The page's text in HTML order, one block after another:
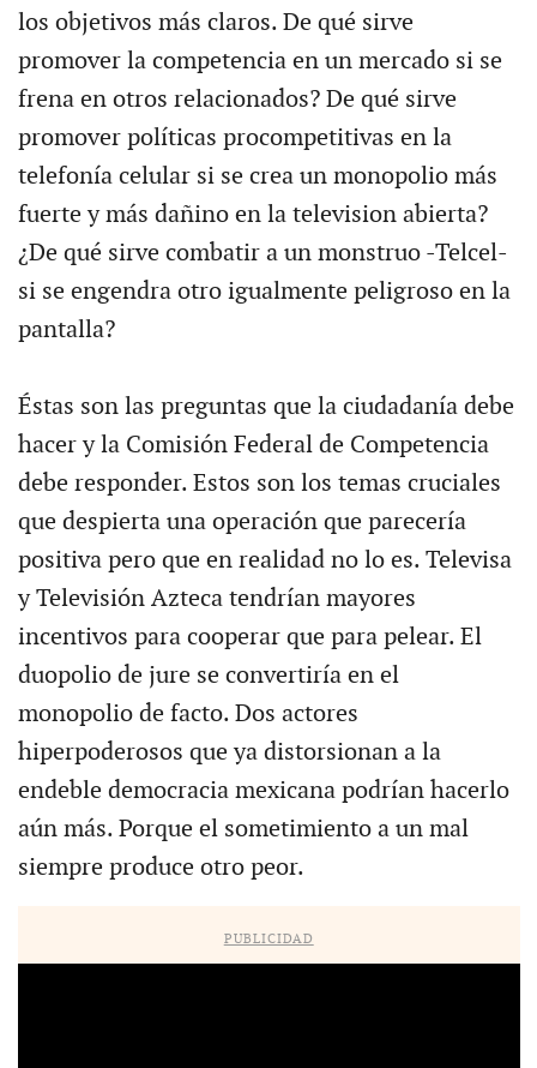
los objetivos más claros. De qué sirve
promover la competencia en un mercado si se
frena en otros relacionados? De qué sirve
promover políticas procompetitivas en la
telefonía celular si se crea un monopolio más
fuerte y más dañino en la television abierta?
¿De qué sirve combatir a un monstruo -Telcel-
si se engendra otro igualmente peligroso en la
pantalla?
Éstas son las preguntas que la ciudadanía debe
hacer y la Comisión Federal de Competencia
debe responder. Estos son los temas cruciales
que despierta una operación que parecería
positiva pero que en realidad no lo es. Televisa
y Televisión Azteca tendrían mayores
incentivos para cooperar que para pelear. El
duopolio de jure se convertiría en el
monopolio de facto. Dos actores
hiperpoderosos que ya distorsionan a la
endeble democracia mexicana podrían hacerlo
aún más. Porque el sometimiento a un mal
siempre produce otro peor.
PUBLICIDAD